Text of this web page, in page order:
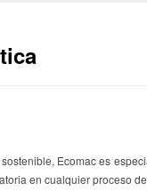
Ecomac es
en cualquier proceso